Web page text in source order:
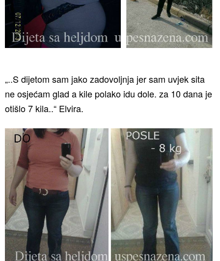
„..S dijetom sam jako zadovoljnja jer sam uvjek sita
ne osjećam glad a kile polako idu dole. za 10 dana je
otišlo 7 kila..“ Elvira.